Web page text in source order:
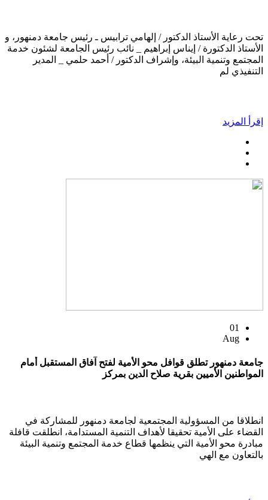
تحت رعاية الأستاذ الدكتور / إلهامي ترابيس ـ رئيس جامعة دمنهور، و
الأستاذ الدكتورة / إيناس إبراهيم _ نائب رئيس الجامعة لشئون خدمة
المجتمع وتنمية البيئة، وإشراف الدكتور / أحمد حلمي _ المدير
التنفيذي لم
إقرأ المزيد
01
Aug
جامعة دمنهور تطلق قوافل محو الأمية لفتح آفاق المستقبل أمام
المواطنين الأميين بقرية صلاح الدين بمركز
انطلاقا من المسؤولية المجتمعية لجامعة دمنهور للمشاركة في
القضاء على الأمية تحقيقا لأهداف التنمية المستدامة، انطلقت قافلة
مبادرة محو الأمية التي ينظمها قطاع خدمة المجتمع وتنمية البيئة
بالتعاون مع الهي